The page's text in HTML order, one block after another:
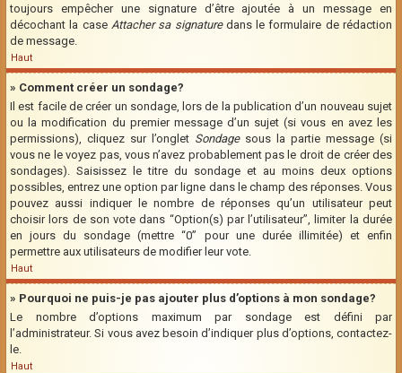
toujours empêcher une signature d’être ajoutée à un message en
décochant la case Attacher sa signaturedans le formulaire de rédaction
de message.
Haut
» Comment créer un sondage?
Il est facile de créer un sondage, lors de la publication d’un nouveau sujet
ou la modification du premier message d’un sujet (si vous en avez les
permissions), cliquez sur l’onglet Sondagesous la partie message (si
vous ne le voyez pas, vous n’avez probablement pas le droit de créer des
sondages). Saisissez le titre du sondage et au moins deux options
possibles, entrez une option par ligne dans le champ des réponses. Vous
pouvez aussi indiquer le nombre de réponses qu’un utilisateur peut
choisir lors de son vote dans “Option(s) par l’utilisateur”, limiter la durée
en jours du sondage (mettre “0” pour une durée illimitée) et enfin
permettre aux utilisateurs de modifier leur vote.
Haut
» Pourquoi ne puis-je pas ajouter plus d’options à mon sondage?
Le nombre d’options maximum par sondage est défini par
l’administrateur. Si vous avez besoin d’indiquer plus d’options, contactez-
le.
Haut